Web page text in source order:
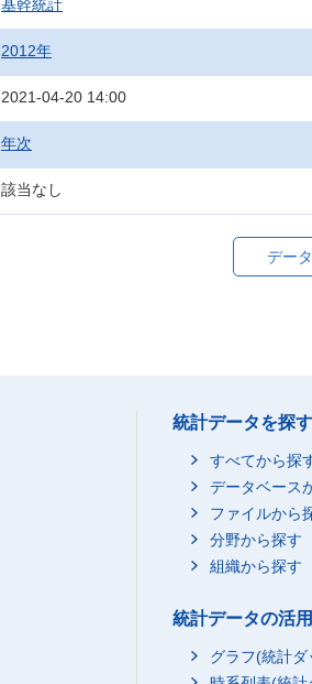
基幹統計
2012年
2021-04-20 14:00
年次
該当なし
デー
統計データを探す
すべてから探
データベース
ファイルから
分野から探す
組織から探す
統計データの活用
グラフ(統計